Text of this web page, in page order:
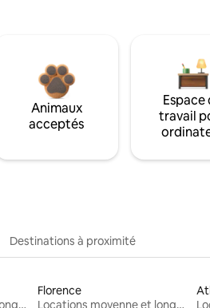
Animaux
acceptés
Espace
travail
Destinations à proximité
Locations moyenne et longue durée
Florence
Locations moyenne et longue durée